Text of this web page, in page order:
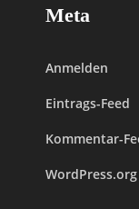
Meta
Anmelden
Eintrags-Feed
Kommentar-
WordPress.org